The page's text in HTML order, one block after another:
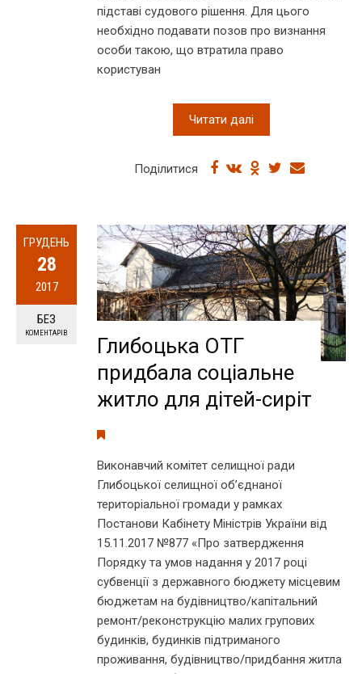
підставі судового рішення. Для цього
необхідно подавати позов про визнання
особи такою, що втратила право
користуван
Читати далі
Поділитися
ГРУДЕНЬ
28
2017
БЕЗ
КОМЕНТАРІВ
Глибоцька ОТГ
придбала соціальне
житло для дітей-сиріт
Виконавчий комітет селищної ради
Глибоцької селищної об’єднаної
територіальної громади у рамках
Постанови Кабінету Міністрів України від
15.11.2017 №877 «Про затвердження
Порядку та умов надання у 2017 році
субвенції з державного бюджету місцевим
бюджетам на будівництво/капітальний
ремонт/реконструкцію малих групових
будинків, будинків підтриманого
проживання, будівництво/придбання житла